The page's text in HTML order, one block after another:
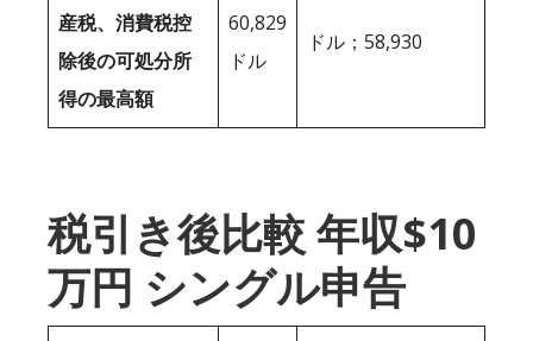
産税、消費税控
除後の可処分所
得の最高額
60,829
ドル
ドル；58,930
税引き後比較 年収$10
万円 シングル申告